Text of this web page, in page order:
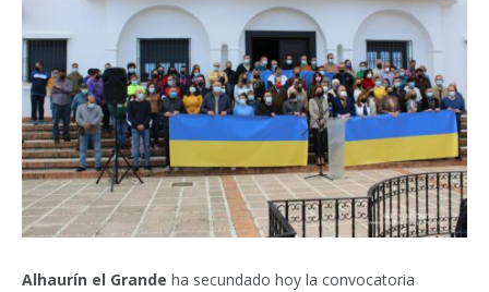
Alhaurín el Grande ha secundado hoy la convocatoria